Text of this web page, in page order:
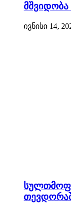
მშვიდობა
ივნისი 14,